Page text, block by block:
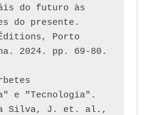
do futuro às
do presente.
Porto
e "Tecnologia".
Silva, J. et. al.,